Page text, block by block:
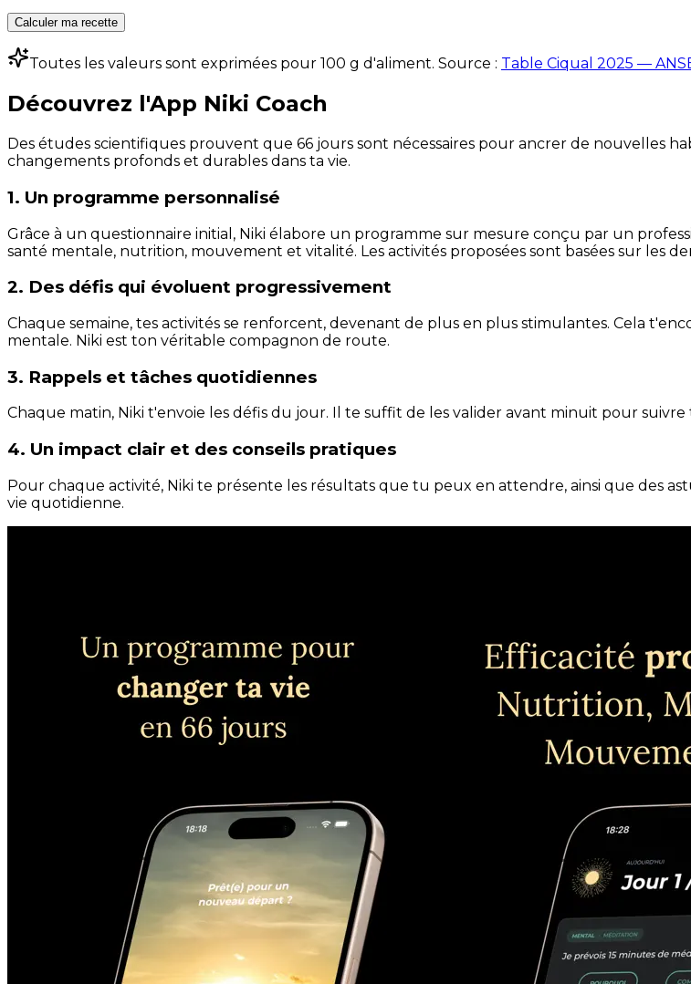
Calculer ma recette
Toutes les valeurs sont exprimées pour 100 g d'aliment. Source : Table Ciqual 2025 —
Découvrez l'App Niki Coach
Des études scientifiques prouvent que 66 jours sont nécessaires pour ancrer de nouvelles
changements profonds et durables dans ta vie.
1. Un programme personnalisé
Grâce à un questionnaire initial, Niki élabore un programme sur mesure conçu par un
santé mentale, nutrition, mouvement et vitalité. Les activités proposées sont basées sur les
2. Des défis qui évoluent progressivement
Chaque semaine, tes activités se renforcent, devenant de plus en plus stimulantes. Cela
mentale. Niki est ton véritable compagnon de route.
3. Rappels et tâches quotidiennes
Chaque matin, Niki t'envoie les défis du jour. Il te suffit de les valider avant minuit pour
4. Un impact clair et des conseils pratiques
Pour chaque activité, Niki te présente les résultats que tu peux en attendre, ainsi que des
vie quotidienne.